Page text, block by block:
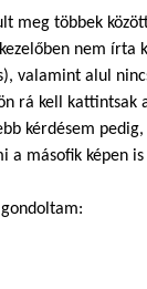
meg többek
nem írta
valamint alul
rá kell kattintsak
kérdésem
a másofik képen is